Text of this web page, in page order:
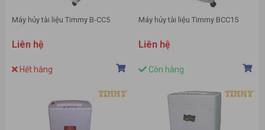
Máy hủy tài liệu Timmy B-CC5
Liên hệ
Hết hàng
Máy hủy tài liệu Timmy BCC15
Liên hệ
Còn hàng